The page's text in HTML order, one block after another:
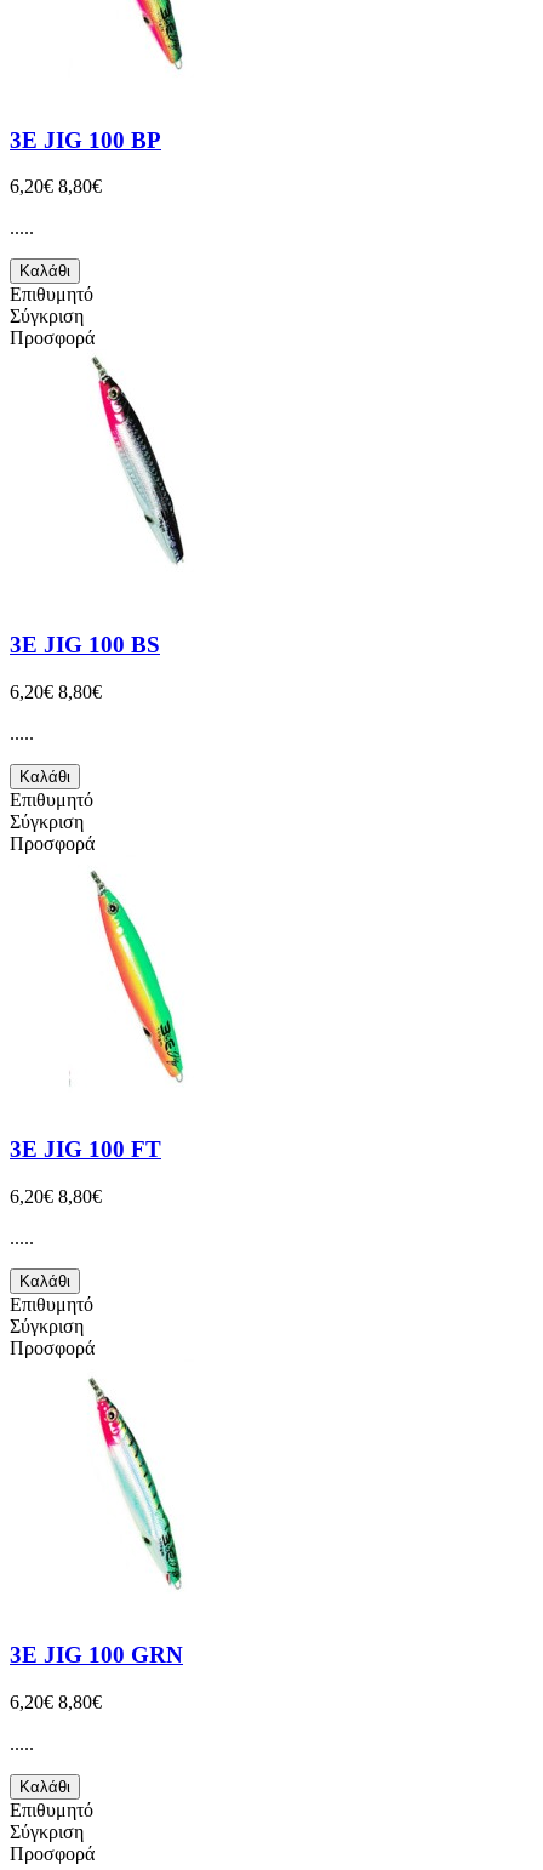
3E JIG 100 BP
6,20€ 8,80€
.....
Καλάθι
Επιθυμητό
Σύγκριση
Προσφορά
3E JIG 100 BS
6,20€ 8,80€
.....
Καλάθι
Επιθυμητό
Σύγκριση
Προσφορά
3E JIG 100 FT
6,20€ 8,80€
.....
Καλάθι
Επιθυμητό
Σύγκριση
Προσφορά
3E JIG 100 GRN
6,20€ 8,80€
.....
Καλάθι
Επιθυμητό
Σύγκριση
Προσφορά